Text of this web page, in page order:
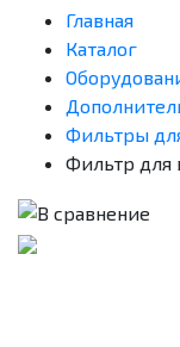
Главная
Каталог
Фильтры
Фильтр для